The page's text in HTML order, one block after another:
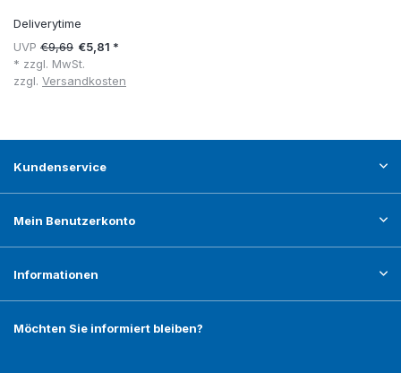
Deliverytime
UVP €9,69 €5,81 *
* zzgl. MwSt.
zzgl. Versandkosten
Kundenservice
Mein Benutzerkonto
Informationen
Möchten Sie informiert bleiben?